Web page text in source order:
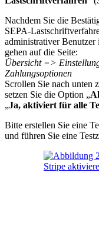
Nachdem Sie die
SEPA-
administrativer
gehen auf die Seite:
Übersicht =>
Zahlungsoptionen
Scrollen Sie nach unten
setzen Sie die Option „
„Ja, aktiviert für alle
Bitte erstellen Sie eine
und führen Sie eine